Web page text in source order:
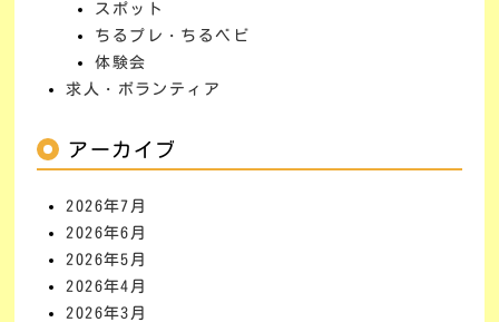
スポット
ちるプレ・ちるベビ
体験会
求人・ボランティア
アーカイブ
2026年7月
2026年6月
2026年5月
2026年4月
2026年3月